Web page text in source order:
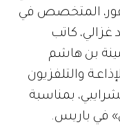
المتخصص في
غزالي، كاتب
بن هاشم
والتلفزيون
بمناسبة